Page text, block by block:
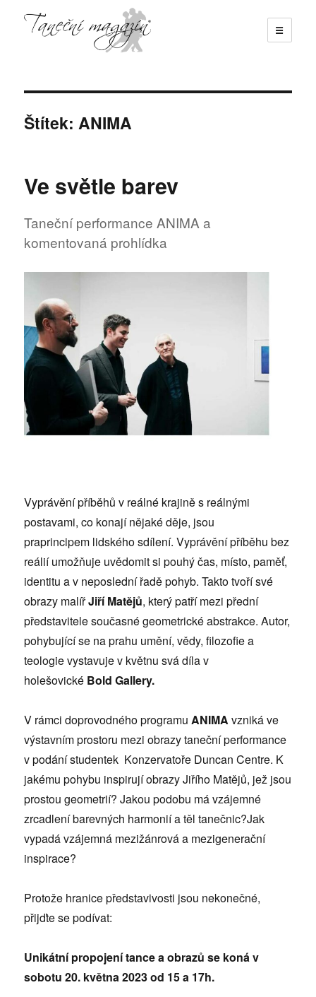
☰
Štítek:ANIMA
Ve světle barev
Taneční performance ANIMA a
komentovaná prohlídka
Vyprávění příběhů v reálné krajině s reálnými
postavami, co konají nějaké děje, jsou
praprincipem lidského sdílení. Vyprávění příběhu bez
reálií umožňuje uvědomit si pouhý čas, místo, paměť,
identitu a v neposlední řadě pohyb. Takto tvoří své
obrazy malířJiří Matějů, který patří mezi přední
představitele současné geometrické abstrakce. Autor,
pohybující se na prahu umění, vědy, filozofie a
teologie vystavuje v květnu svá díla v
holešovické Bold Gallery.
V rámci doprovodného programuANIMA vzniká ve
výstavním prostoru mezi obrazy taneční performance
v podání studentek Konzervatoře Duncan Centre. K
jakému pohybu inspirují obrazy Jiřího Matějů, jež jsou
prostou geometrií? Jakou podobu má vzájemné
zrcadlení barevných harmonií a těl tanečnic?Jak
vypadá vzájemná mezižánrová a mezigenerační
inspirace?
Protože hranice představivosti jsou nekonečné,
přijďte se podívat:
Unikátní propojení tance a obrazů se koná v
sobotu 20. května 2023 od 15 a 17h.